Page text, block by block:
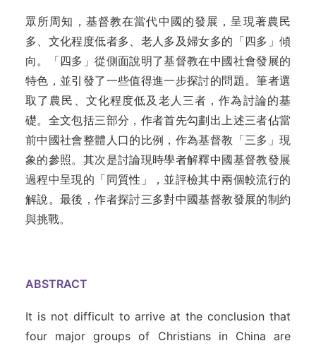
眾所周知，基督教在當代中國的發展，呈現著農民
多、文化程度低者多、老人多及婦女多的「四多」傾
向。「四多」從側面說明了基督教在中國社會發展的
特色，並引發了一些值得進一步探討的問題。筆者選
取了農民、文化程度低及老人三者，作為討論的基
礎。全文包括三部分，作者首先勾劃出上述三者佔當
前中國社會整體人口的比例，作為基督教「三多」現
象的參照。其次是討論現時學者解釋中國基督教發展
過程中呈現的「同質性」，並評檢其中兩個較流行的
解說。最後，作者探討三多對中國基督教發展的制約
與挑戰。
ABSTRACT
It is not difficult to arrive at the conclusion that
four major groups of Christians in China are